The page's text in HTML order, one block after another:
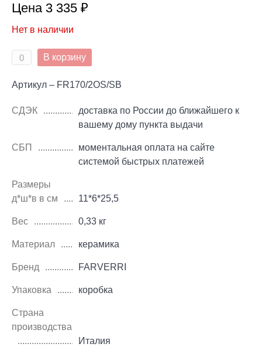
Цена 3 335 ₽
Нет в наличии
В корзину
Артикул – FR170/2OS/SB
СДЭК
доставка по России до ближайшего к
вашему дому пункта выдачи
СБП
моментальная оплата на сайте
системой быстрых платежей
Размеры
д*ш*в в см
11*6*25,5
Вес 0,33 кг
Материал керамика
Бренд FARVERRI
Упаковка коробка
Страна
производства
Италия